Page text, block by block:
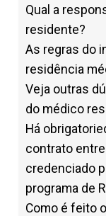
Qual a
residente?
As regras do
residência
Veja outras
do médico
Há
contrato
credenciado
programa de
Como é feito